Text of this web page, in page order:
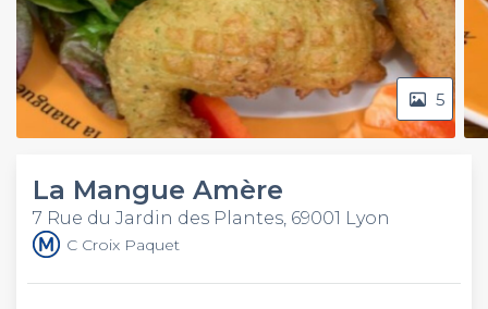
5
La Mangue Amère
7 Rue du Jardin des Plantes, 69001 Lyon
C Croix Paquet